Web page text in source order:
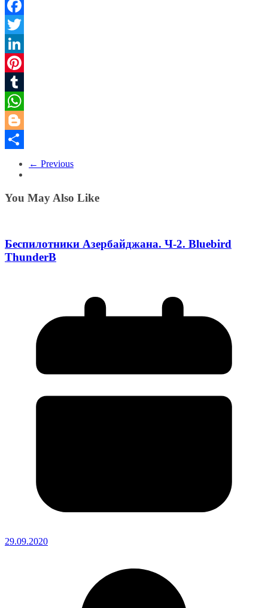
VK
Facebook
Twitter
LinkedIn
Pinterest
Tumblr
WhatsApp
Blogger
← Previous
You May Also Like
Беспилотники Азербайджана. Ч-2. Bluebird
ThunderB
29.09.2020